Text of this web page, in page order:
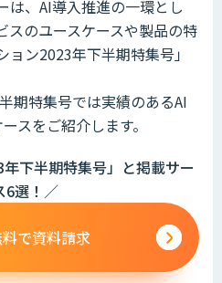
は、AI導入推進の一環とし
スのユースケースや製品の特
ン2023年下半期特集号」
期特集号では実績のあるAI
スをご紹介します。
下半期特集号」と掲載サー
6選！／
で資料請求